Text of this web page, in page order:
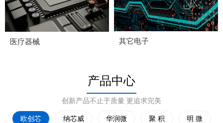
医疗器械 其它电子
产品中心
创新产品不止于质量 更追求完美
欧创芯 纳芯威 华润微 聚 积 明 微